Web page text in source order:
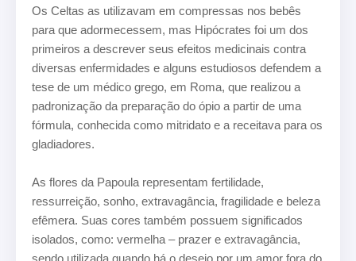
Os Celtas as utilizavam em compressas nos bebês
para que adormecessem, mas Hipócrates foi um dos
primeiros a descrever seus efeitos medicinais contra
diversas enfermidades e alguns estudiosos defendem a
tese de um médico grego, em Roma, que realizou a
padronização da preparação do ópio a partir de uma
fórmula, conhecida como mitridato e a receitava para os
gladiadores.
As flores da Papoula representam fertilidade,
ressurreição, sonho, extravagância, fragilidade e beleza
efêmera. Suas cores também possuem significados
isolados, como: vermelha – prazer e extravagância,